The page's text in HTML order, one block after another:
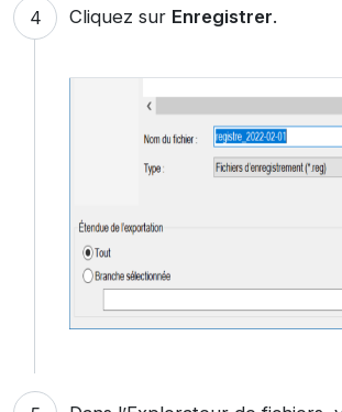
Cliquez sur Enregistrer.